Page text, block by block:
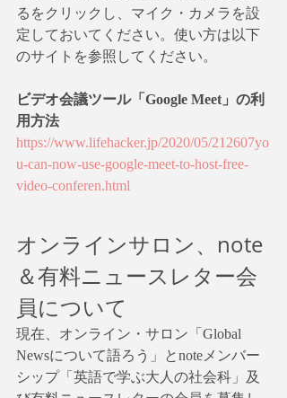
るをクリックし、マイク・カメラを設
定しておいてください。使い方は以下
のサイトを参照してください。
ビデオ会議ツール「Google Meet」の利
用方法
https://www.lifehacker.jp/2020/05/212607yo
u-can-now-use-google-meet-to-host-free-
video-conferen.html
オンラインサロン、note
＆有料ニュースレター会
員について
現在、オンライン・サロン「Global
Newsについて語ろう」とnoteメンバー
シップ「英語で学ぶ大人の社会科」及